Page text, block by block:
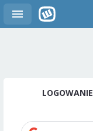
LOGOWANIE